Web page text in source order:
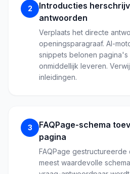
2
Introducties
antwoorden
Verplaats het directe
openingsparagraaf. AI-
snippets belonen
onmiddellijk leveren.
inleidingen.
3
FAQPage-schema
pagina
FAQPage
meest waardevolle